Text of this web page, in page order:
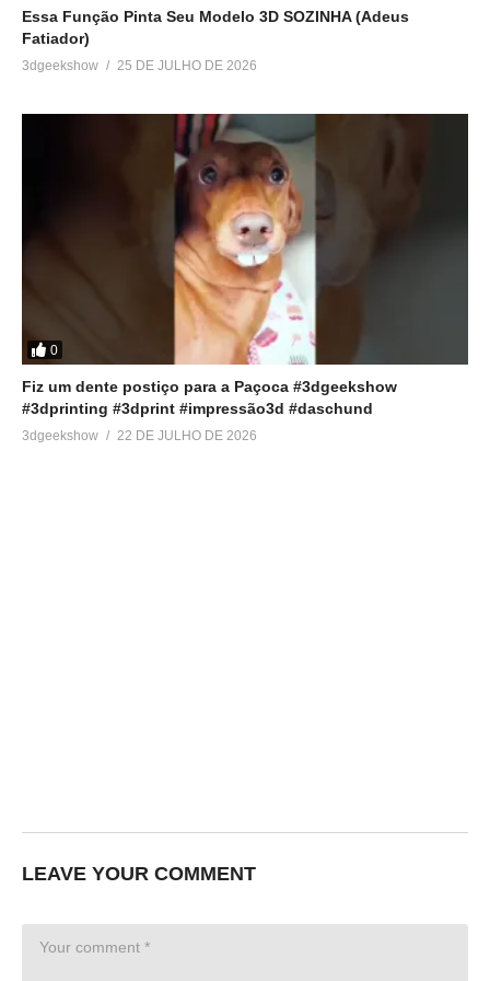
Essa Função Pinta Seu Modelo 3D SOZINHA (Adeus
Fatiador)
3dgeekshow 25 DE JULHO DE 2026
0
Fiz um dente postiço para a Paçoca #3dgeekshow
#3dprinting #3dprint #impressão3d #daschund
3dgeekshow 22 DE JULHO DE 2026
LEAVE YOUR COMMENT